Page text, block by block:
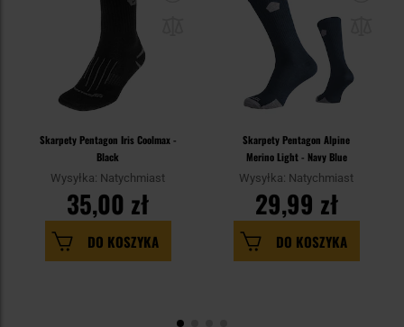
Skarpety Pentagon Iris Coolmax -
Black
Wysyłka: Natychmiast
35,00 zł
DO KOSZYKA
Skarpety Pentagon Alpine
Merino Light - Navy Blue
Wysyłka: Natychmiast
29,99 zł
DO KOSZYKA